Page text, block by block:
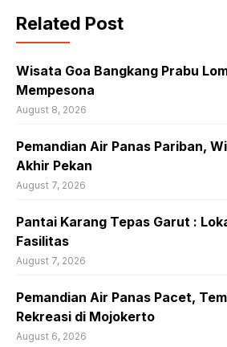
Related Post
Wisata Goa Bangkang Prabu
Mempesona
August 8, 2026
Pemandian Air Panas Pariban,
Akhir Pekan
August 7, 2026
Pantai Karang Tepas Garut :
Fasilitas
August 7, 2026
Pemandian Air Panas Pacet,
Rekreasi di Mojokerto
August 6, 2026